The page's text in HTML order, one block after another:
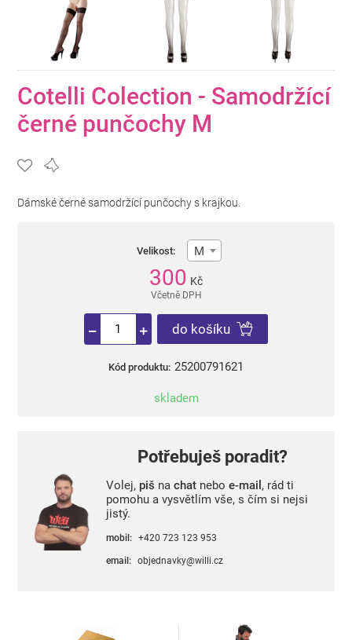
Cotelli Colection - Samodržící
černé punčochy M
Dámské černé samodržící punčochy s krajkou.
Velikost: M
300 Kč
Včetně DPH
do košíku
Kód produktu: 25200791621
skladem
Potřebuješ poradit?
Volej, piš na chatnebo e-mail , rád ti
pomohu a vysvětlím vše, s čím si nejsi
jistý.
mobil: +420 723 123 953
email: objednavky@willi.cz